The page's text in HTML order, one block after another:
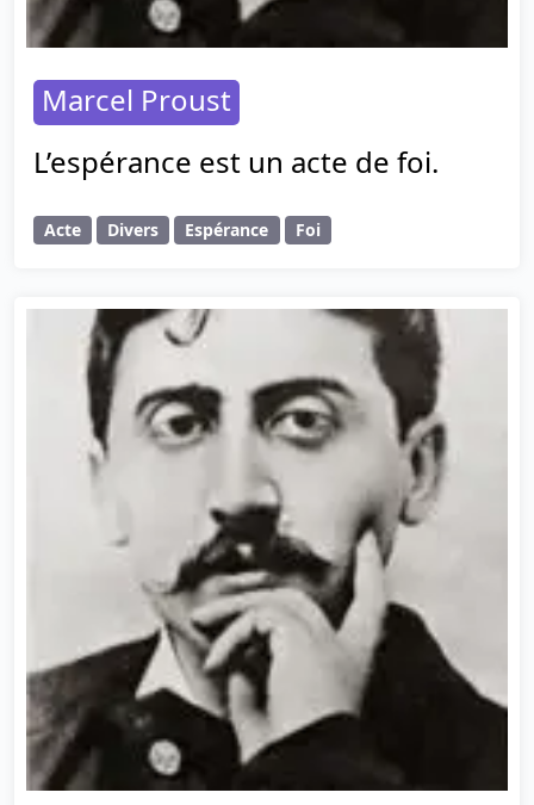
Marcel Proust
L’espérance est un acte de foi.
Acte Divers Espérance Foi